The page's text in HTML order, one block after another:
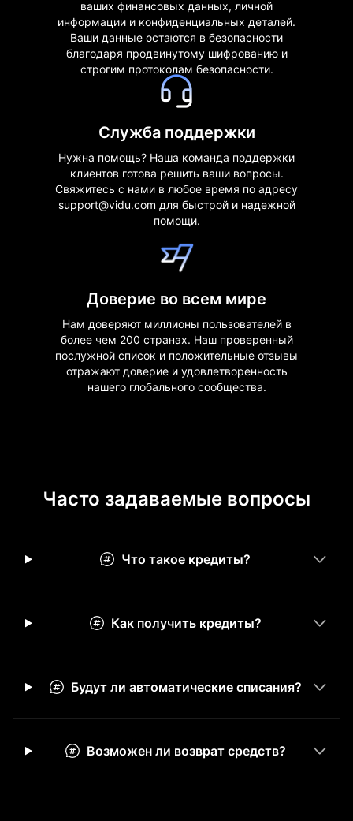
ваших финансовых данных, личной
информации и конфиденциальных деталей.
Ваши данные остаются в безопасности
благодаря продвинутому шифрованию и
строгим протоколам безопасности.
Служба поддержки
Нужна помощь? Наша команда поддержки
клиентов готова решить ваши вопросы.
Свяжитесь с нами в любое время по адресу
support@vidu.com для быстрой и надежной
помощи.
Доверие во всем мире
Нам доверяют миллионы пользователей в
более чем 200 странах. Наш проверенный
послужной список и положительные отзывы
отражают доверие и удовлетворенность
нашего глобального сообщества.
Часто задаваемые вопросы
Что такое кредиты?
Как получить кредиты?
Будут ли автоматические списания?
Возможен ли возврат средств?